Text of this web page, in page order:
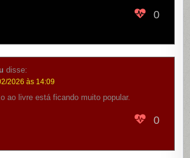
0
disse:
2026 às 14:09
ao livre está ficando muito popular.
0